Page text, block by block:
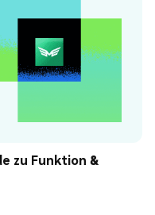
zu Funktion &